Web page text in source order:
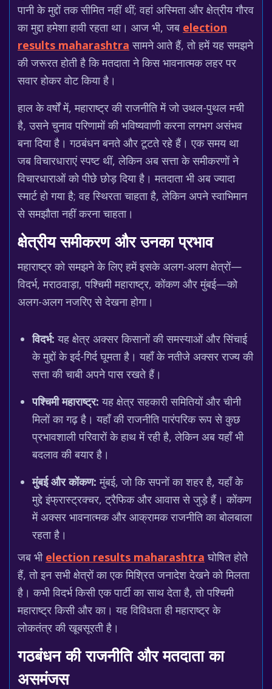
पानी के मुद्दों तक सीमित नहीं थीं; वहां अस्मिता और क्षेत्रीय गौरव
का मुद्दा हमेशा हावी रहता था। आज भी, जब election
results maharashtra सामने आते हैं, तो हमें यह समझने
की जरूरत होती है कि मतदाता ने किस भावनात्मक लहर पर
सवार होकर वोट किया है।
हाल के वर्षों में, महाराष्ट्र की राजनीति में जो उथल-पुथल मची
है, उसने चुनाव परिणामों की भविष्यवाणी करना लगभग असंभव
बना दिया है। गठबंधन बनते और टूटते रहे हैं। एक समय था
जब विचारधाराएं स्पष्ट थीं, लेकिन अब सत्ता के समीकरणों ने
विचारधाराओं को पीछे छोड़ दिया है। मतदाता भी अब ज्यादा
स्मार्ट हो गया है; वह स्थिरता चाहता है, लेकिन अपने स्वाभिमान
से समझौता नहीं करना चाहता।
क्षेत्रीय समीकरण और उनका प्रभाव
महाराष्ट्र को समझने के लिए हमें इसके अलग-अलग क्षेत्रों—
विदर्भ, मराठवाड़ा, पश्चिमी महाराष्ट्र, कोंकण और मुंबई—को
अलग-अलग नजरिए से देखना होगा।
विदर्भ: यह क्षेत्र अक्सर किसानों की समस्याओं और सिंचाई
के मुद्दों के इर्द-गिर्द घूमता है। यहाँ के नतीजे अक्सर राज्य की
सत्ता की चाबी अपने पास रखते हैं।
पश्चिमी महाराष्ट्र: यह क्षेत्र सहकारी समितियों और चीनी
मिलों का गढ़ है। यहाँ की राजनीति पारंपरिक रूप से कुछ
प्रभावशाली परिवारों के हाथ में रही है, लेकिन अब यहाँ भी
बदलाव की बयार है।
मुंबई और कोंकण: मुंबई, जो कि सपनों का शहर है, यहाँ के
मुद्दे इंफ्रास्ट्रक्चर, ट्रैफिक और आवास से जुड़े हैं। कोंकण
में अक्सर भावनात्मक और आक्रामक राजनीति का बोलबाला
रहता है।
जब भी election results maharashtra घोषित होते
हैं, तो इन सभी क्षेत्रों का एक मिश्रित जनादेश देखने को मिलता
है। कभी विदर्भ किसी एक पार्टी का साथ देता है, तो पश्चिमी
महाराष्ट्र किसी और का। यह विविधता ही महाराष्ट्र के
लोकतंत्र की खूबसूरती है।
गठबंधन की राजनीति और मतदाता का
असमंजस